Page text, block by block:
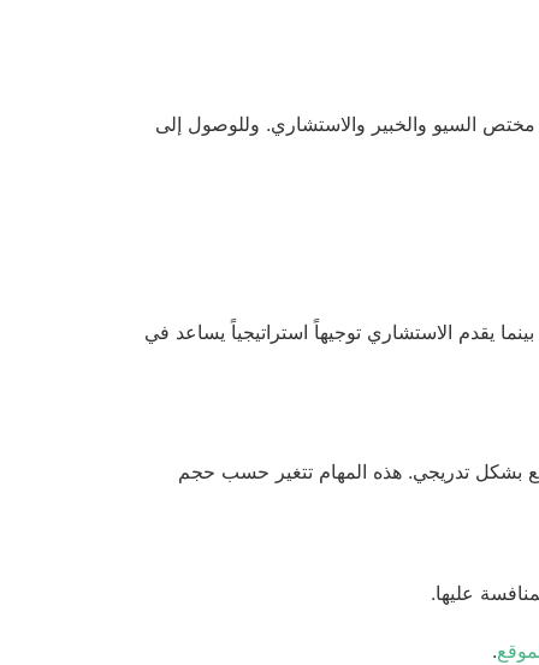
السيو والخبير والاستشاري. وللوصول إلى
يقدم الاستشاري توجيهاً استراتيجياً يساعد في
بشكل تدريجي. هذه المهام تتغير حسب حجم
عليها.
.